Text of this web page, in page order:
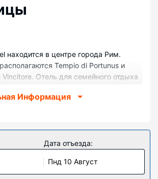
находится в центре города Рим.
Tempio di Portunus и
Vincitore. Отель для семейного отдыха
в 0,1 км, Тиберина — в 0,4 км от
как дома в одном из 61 номеров с
декорированием, которые оснащены
минибар и кофеварки
ортопедический матрас и
Информация
Дата отъезда:
Пнд 10 Август